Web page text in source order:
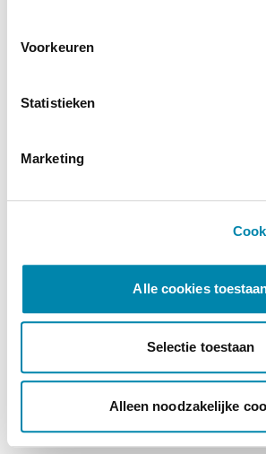
Voorkeuren
Statistieken
Marketing
Alle cookies
Selectie toestaan
Alleen noodzakelijke